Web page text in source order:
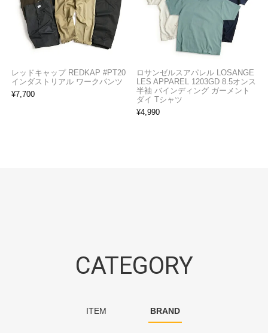
レッドキャップ REDKAP #PT20
インダストリアル ワークパンツ
¥7,700
ロサンゼルスアパレル LOSANGE
LES APPAREL 1203GD 8.5オンス
半袖 バインディング ガーメント
ダイ Tシャツ
¥4,990
CATEGORY
ITEM BRAND